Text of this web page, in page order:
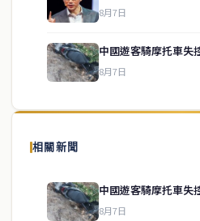
8月7日
中國遊客騎摩托車失
8月7日
相關新聞
中國遊客騎摩托車失
8月7日
關於我們
泰國中文新聞（TCN）是一家總部設
供即時、客觀、多元的中文新聞內容。
service@thaichinesenews.com